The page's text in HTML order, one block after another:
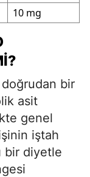
10 mg
bir
asit
genel
iştah
bir diyetle